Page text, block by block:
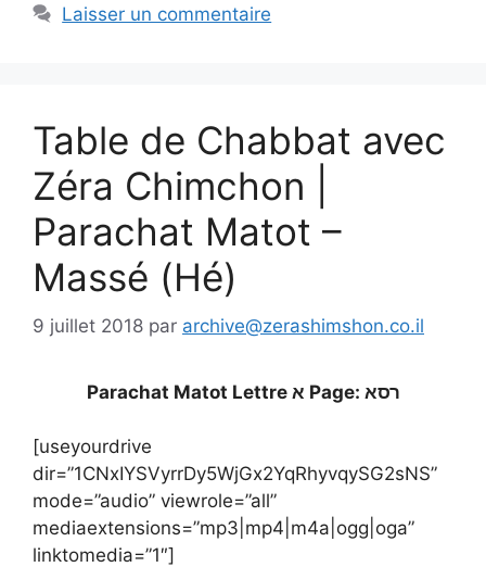
Laisser un commentaire
Table de Chabbat avec
Zéra Chimchon |
Parachat Matot –
Massé (Hé)
9 juillet 2018 par archive@zerashimshon.co.il
Parachat Matot Lettre א Page: רסא
[useyourdrive
dir=”1CNxIYSVyrrDy5WjGx2YqRhyvqySG2sNS”
mode=”audio” viewrole=”all”
mediaextensions=”mp3|mp4|m4a|ogg|oga”
linktomedia=”1″]